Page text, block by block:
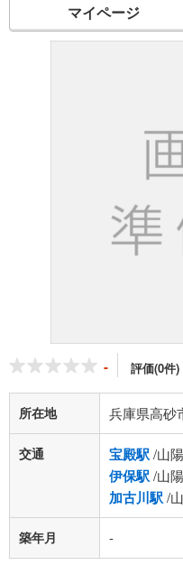
マイページ
- 評価(0件)
所在地 兵庫県高砂
交通 宝殿駅/山
伊保駅/山
加古川駅/
築年月 -